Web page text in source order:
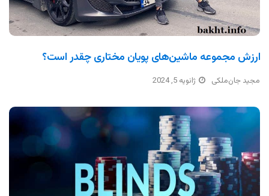
ارزش مجموعه ماشین‌های پویان مختاری چقدر است؟
مجید جان‌ملکی ژانویه 5, 2024